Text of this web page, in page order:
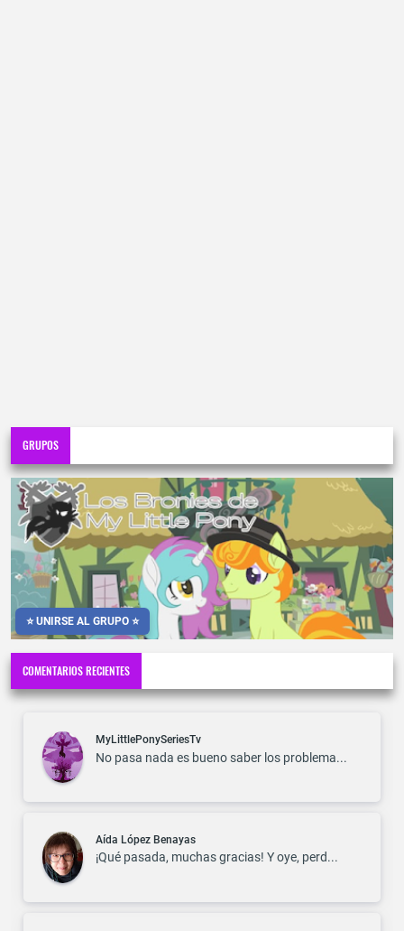
GRUPOS
⭐ UNIRSE AL GRUPO ⭐
COMENTARIOS RECIENTES
MyLittlePonySeriesTv
No pasa nada es bueno saber los problema...
Aída López Benayas
¡Qué pasada, muchas gracias! Y oye, perd...